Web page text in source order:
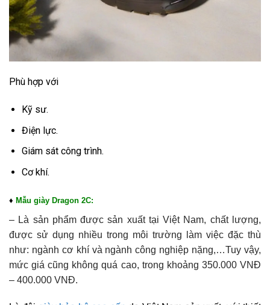
Phù hợp với
Kỹ sư.
Điện lực.
Giám sát công trình.
Cơ khí.
♦ Mẫu giày Dragon 2C:
– Là sản phẩm được sản xuất tại Việt Nam, chất lượng,
được sử dụng nhiều trong môi trường làm việc đặc thù
như: ngành cơ khí và ngành công nghiệp nặng,…Tuy vậy,
mức giá cũng không quá cao, trong khoảng 350.000 VNĐ
– 400.000 VNĐ.